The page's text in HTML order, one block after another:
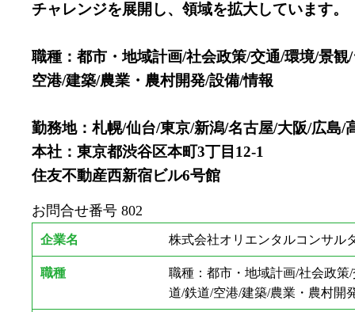
チャレンジを展開し、領域を拡大しています。
職種：都市・地域計画/社会政策/交通/環境/景
空港/建築/農業・農村開発/設備/情報
勤務地：札幌/仙台/東京/新潟/名古屋/大阪/広島/
本社：東京都渋谷区本町3丁目12-1
住友不動産西新宿ビル6号館
お問合せ番号 802
企業名 株式会社オリエンタルコンサル
職種
職種：都市・地域計画/社会政
道/鉄道/空港/建築/農業・農村開